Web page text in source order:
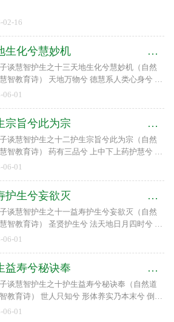
02-16
天地生化兮慧妙机 山林子自然道德慧智护生之十三
谈慧智护生之十三天地生化兮慧妙机（自然
智教育诗） 天地万物兮 德慧系人类心身兮 万
息相通兮 四时流寒热温凉兮 德慧气二六时系
06-01
护生宗旨兮此为宗 山林子自然道德慧智护生之十二
谈慧智护生之十二护生宗旨兮此为宗（自然
智教育诗） 药有三品兮 上中下上药护慧兮 中
药治证兮 庸医事护生宗旨兮 此为宗 山北河南
06-01
益寿护生兮妄欲灭 山林子自然道德慧智护生之十一
谈慧智护生之十一益寿护生兮妄欲灭（自然
智教育诗） 圣贤护生兮 法天地日月四时兮 阴
同自然兮 大道立益寿护生兮 妄欲灭 山北河南
06-01
护生益寿兮秘诀奉 山林子自然道德慧智护生之十
谈慧智护生之十护生益寿兮秘诀奉（自然道
教育诗） 世人只知兮 形体养实乃本末兮 倒置
益寿兮 护生道须从慧机兮 妙用功慧机正则兮
06-01